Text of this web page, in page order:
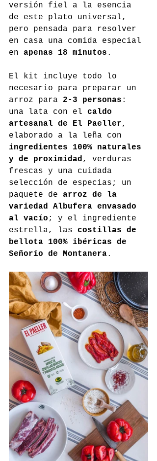
versión fiel a la esencia
de este plato universal,
pero pensada para resolver
en casa una comida especial
en apenas 18 minutos .
El kit incluye todo lo
necesario para preparar un
arroz para 2-3 personas :
una lata con el caldo
artesanal de El Paeller,
elaborado a la leña con
ingredientes 100% naturales
y de proximidad, verduras
frescas y una cuidada
selección de especias; un
paquete de arroz de la
variedad Albufera envasado
al vacío ; y el ingrediente
estrella, las costillas de
bellota 100% ibéricas de
Señorío de Montanera.